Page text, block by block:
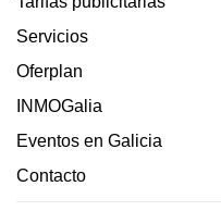
Servicios
Oferplan
INMOGalia
Eventos en Galicia
Contacto